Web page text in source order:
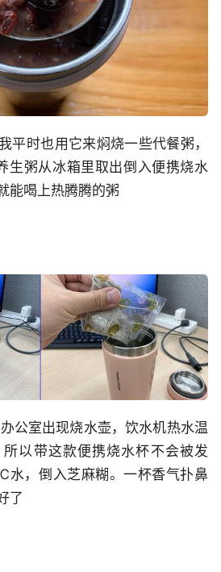
平时也用它来焖烧一些代餐粥，
生粥从冰箱里取出倒入便携烧水
能喝上热腾腾的粥
公室出现烧水壶，饮水机热水温
以带这款便携烧水杯不会被发
，倒入芝麻糊。一杯香气扑鼻
了